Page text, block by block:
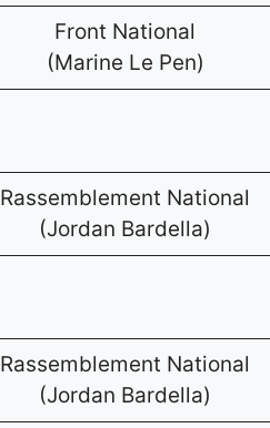
Front National
(Marine Le Pen)
Rassemblement National
(Jordan Bardella)
Rassemblement National
(Jordan Bardella)